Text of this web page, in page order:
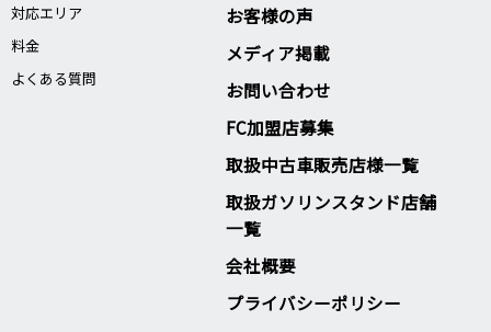
対応エリア
料金
よくある質問
お客様の声
メディア掲載
お問い合わせ
FC加盟店募集
取扱中古車販売店様一覧
取扱ガソリンスタンド店舗
一覧
会社概要
プライバシーポリシー